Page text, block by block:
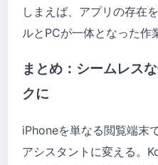
しまえば、アプリの存在
ルとPCが一体となった作
まとめ：シームレス
クに
iPhoneを単なる閲覧端末
アシスタントに変える。